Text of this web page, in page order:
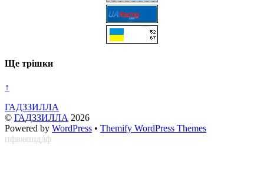
Ще трішки
↑
ГАДЗЗИЛЛА
© ГАДЗЗИЛЛА 2026
Powered by WordPress • Themify WordPress Themes
пфвяяшддф